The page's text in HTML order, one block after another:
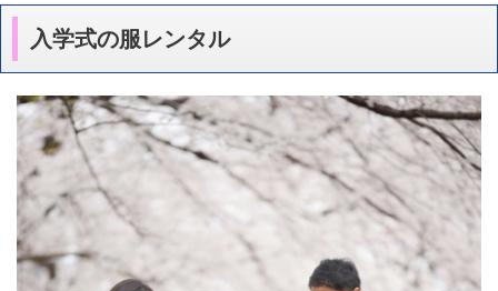
入学式の服レンタル